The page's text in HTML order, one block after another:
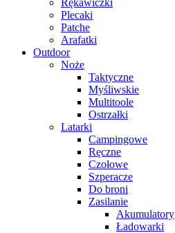
Plecaki
Patche
Arafatki
Outdoor
Noże
Taktyczne
Myśliwskie
Multitoole
Ostrzałki
Latarki
Campingowe
Ręczne
Czołowe
Szperacze
Do broni
Zasilanie
Akumulatory
Ładowarki